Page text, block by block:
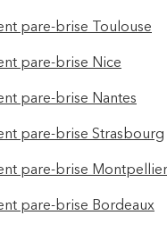
pare-brise Toulouse
pare-brise Nice
pare-brise Nantes
pare-brise Strasbourg
pare-brise Montpellier
pare-brise Bordeaux